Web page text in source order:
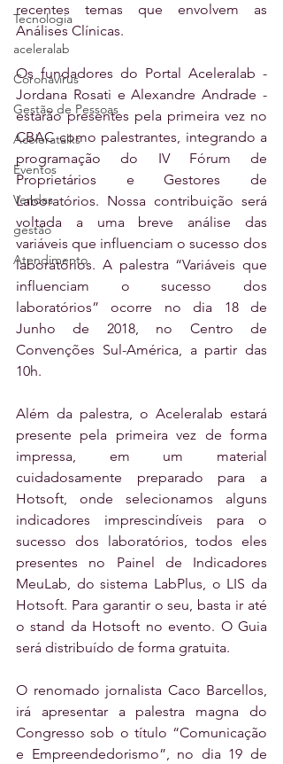
Tecnologia
aceleralab
Coronavírus
Gestão de Pessoas
Aceleratalks
Eventos
Vendas
gestão
Atendimento
recentes temas que envolvem as
Análises Clínicas.
Os fundadores do Portal Aceleralab -
Jordana Rosati e Alexandre Andrade -
estarão presentes pela primeira vez no
CBAC como palestrantes, integrando a
programação do IV Fórum de
Proprietários e Gestores de
Laboratórios. Nossa contribuição será
voltada a uma breve análise das
variáveis que influenciam o sucesso dos
laboratórios. A palestra “Variáveis que
influenciam o sucesso dos
laboratórios” ocorre no dia 18 de
Junho de 2018, no Centro de
Convenções Sul-América, a partir das
10h.
Além da palestra, o Aceleralab estará
presente pela primeira vez de forma
impressa, em um material
cuidadosamente preparado para a
Hotsoft, onde selecionamos alguns
indicadores imprescindíveis para o
sucesso dos laboratórios, todos eles
presentes no Painel de Indicadores
MeuLab, do sistema LabPlus, o LIS da
Hotsoft. Para garantir o seu, basta ir até
o stand da Hotsoft no evento. O Guia
será distribuído de forma gratuita.
O renomado jornalista Caco Barcellos,
irá apresentar a palestra magna do
Congresso sob o título “Comunicação
e Empreendedorismo”, no dia 19 de